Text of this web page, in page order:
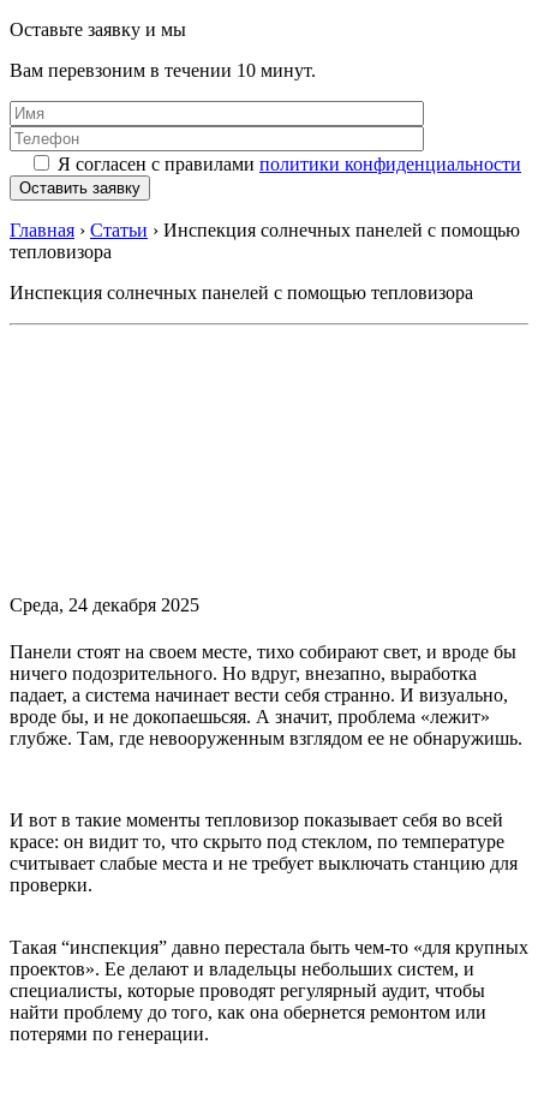
Оставьте заявку и мы
Вам перевзоним в течении 10 минут.
Я согласен с правилами политики конфиденциальности
Главная › Статьи › Инспекция солнечных панелей с помощью
тепловизора
Инспекция солнечных панелей с помощью тепловизора
Среда, 24 декабря 2025
Панели стоят на своем месте, тихо собирают свет, и вроде бы
ничего подозрительного. Но вдруг, внезапно, выработка
падает, а система начинает вести себя странно. И визуально,
вроде бы, и не докопаешьсяя. А значит, проблема «лежит»
глубже. Там, где невооруженным взглядом ее не обнаружишь.
И вот в такие моменты тепловизор показывает себя во всей
красе: он видит то, что скрыто под стеклом, по температуре
считывает слабые места и не требует выключать станцию для
проверки.
Такая “инспекция” давно перестала быть чем-то «для крупных
проектов». Ее делают и владельцы небольших систем, и
специалисты, которые проводят регулярный аудит, чтобы
найти проблему до того, как она обернется ремонтом или
потерями по генерации.